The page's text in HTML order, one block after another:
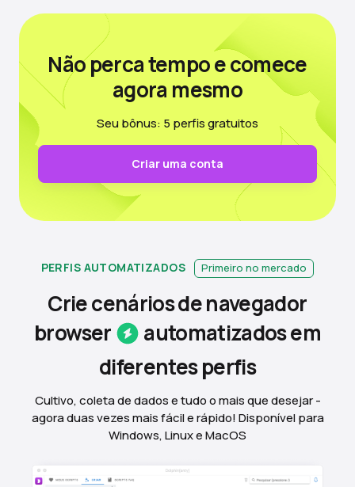
Não perca tempoe comece
agora mesmo
Seu bônus: 5 perfis gratuitos
Criar uma conta
PERFIS AUTOMATIZADOS Primeiro no mercado
Crie cenários de navegador
browser
automatizados em
diferentesperfis
Cultivo, coleta de dados e tudo o mais que desejar -
agora duas vezes mais fácil e rápido! Disponível para
Windows, Linux e MacOS